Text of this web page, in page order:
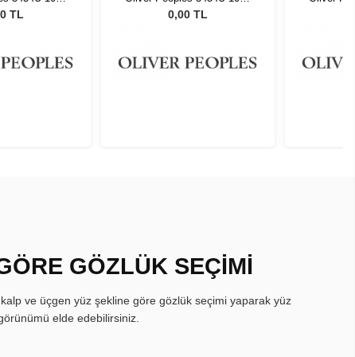
TL
48
0,00 TL
GÖZLÜK SEÇİMİ
ve üçgen yüz şekline göre gözlük seçimi yaparak yüz
elde edebilirsiniz.